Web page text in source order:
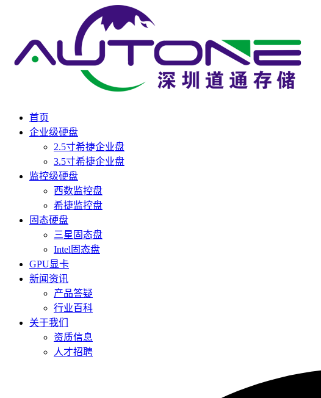
首页
企业级硬盘
2.5寸希捷企业盘
3.5寸希捷企业盘
监控级硬盘
西数监控盘
希捷监控盘
固态硬盘
三星固态盘
Intel固态盘
GPU显卡
新闻资讯
产品答疑
行业百科
关于我们
资质信息
人才招聘